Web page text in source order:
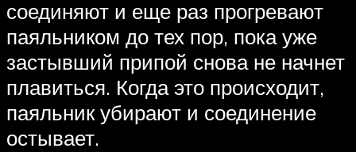
соединяют и еще раз прогревают
паяльником до тех пор, пока уже
застывший припой снова не начнет
плавиться. Когда это происходит,
паяльник убирают и соединение
остывает.